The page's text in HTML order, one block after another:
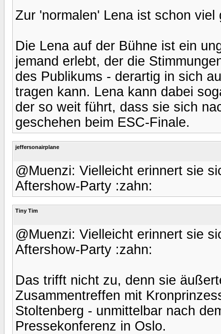
Zur 'normalen' Lena ist schon
Die Lena auf der Bühne ist ein
jemand erlebt, der die
des Publikums - derartig in sich
tragen kann. Lena kann dabei
der so weit führt, dass sie sich
geschehen beim ESC-Finale.
jeffersonairplane
@Muenzi: Vielleicht erinnert sie
Aftershow-Party :zahn:
Tiny Tim
@Muenzi: Vielleicht erinnert sie
Aftershow-Party :zahn:
Das trifft nicht zu, denn sie
Zusammentreffen mit
Stoltenberg - unmittelbar nach
Pressekonferenz in Oslo.